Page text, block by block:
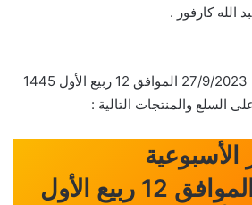
الله كارفور .
عروض كارفور الأسبوعية 27/9/2023 الموافق 12 ربيع الأول 1445
السلع والمنتجات التالية :
27/9/2023 الموافق 12 ربيع الأول